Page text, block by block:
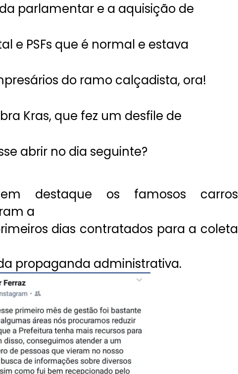
parlamentar e a aquisição de
e PSFs que é normal e estava
do ramo calçadista, ora!
Kras, que fez um desfile de
abrir no dia seguinte?
destaque os famosos carros
a
dias contratados para a coleta
propaganda administrativa.